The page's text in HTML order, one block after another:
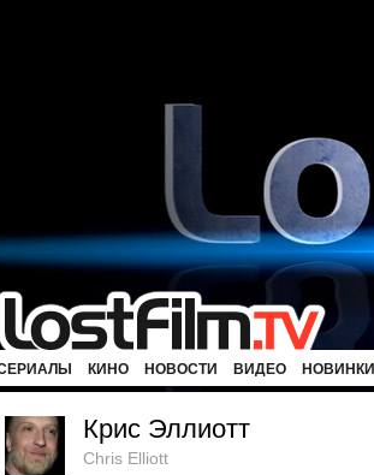
КИНО НОВОСТИ ВИДЕО НОВИНКИ
Крис Эллиотт
Chris Elliott